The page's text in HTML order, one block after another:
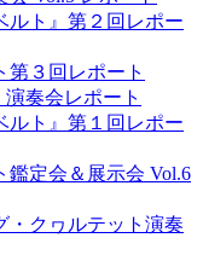
ルト』第２回レポー
第３回レポート
奏会レポート
ルト』第１回レポー
鑑定会＆展示会 Vol.6
・クヮルテット演奏